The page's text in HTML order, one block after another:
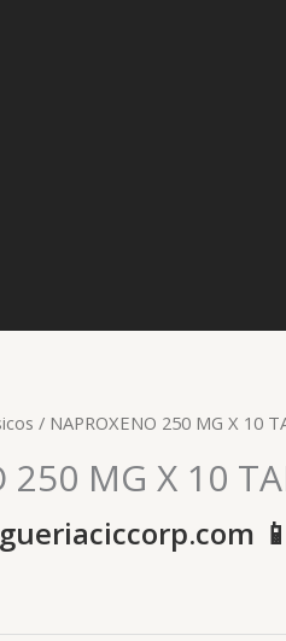
/ NAPROXENO 250 MG X 10
250 MG X 10